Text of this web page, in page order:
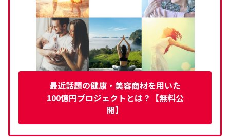
最近話題の健康・美容商材を用いた
100億円プロジェクトとは？【無料公
開】